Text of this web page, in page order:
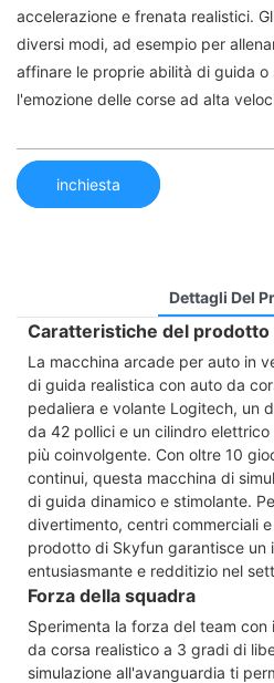
accelerazione e frenata realistici.
diversi modi, ad esempio per
affinare le proprie abilità di guida
l'emozione delle corse ad alta
inchiesta
Dettagli Del
Caratteristiche del prodotto
La macchina arcade per auto in
di guida realistica con auto da
pedaliera e volante Logitech, un
da 42 pollici e un cilindro
più coinvolgente. Con oltre 10
continui, questa macchina di
di guida dinamico e stimolante.
divertimento, centri commerciali
prodotto di Skyfun garantisce un
entusiasmante e redditizio nel
Forza della squadra
Sperimenta la forza del team
da corsa realistico a 3 gradi di
simulazione all'avanguardia ti